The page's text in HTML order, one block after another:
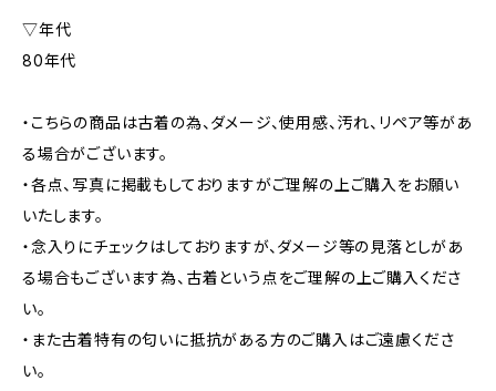
▽年代
80年代
・こちらの商品は古着の為、ダメージ、使用感、汚れ、リペア等があ
る場合がございます。
・各点、写真に掲載もしておりますがご理解の上ご購入をお願い
いたします。
・念入りにチェックはしておりますが、ダメージ等の見落としがあ
る場合もございます為、古着という点をご理解の上ご購入くださ
い。
・また古着特有の匂いに抵抗がある方のご購入はご遠慮くださ
い。